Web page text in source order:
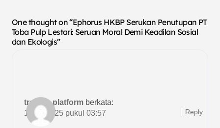
One thought on “Ephorus HKBP Serukan Penutupan PT
Toba Pulp Lestari: Seruan Moral Demi Keadilan Sosial
dan Ekologis”
trading platform berkata:
19/12/2025 pukul 03:57
Reply